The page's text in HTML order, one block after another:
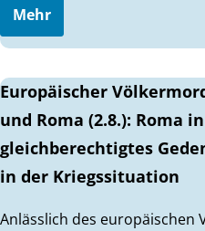
Mehr
Europäischer
und Roma (2.8.): Roma
gleichberechtigtes
in der Kriegssituation
Anlässlich des europäischen